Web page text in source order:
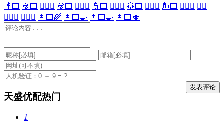
👵🏻 👲🏻 👳🏻‍♀️ 👳🏻 👮🏻‍♀️ 👮🏻 👷🏻‍♀️ 👷🏻 💂🏻‍♀️ 💂🏻 🕵🏻‍♀️ 🕵🏻
👩🏻‍⚕️ 👨🏻‍⚕️ 👩🏻‍🌾 👩🏻‍🍳 👨🏻‍🍳 👩🏻‍🎓
天盛优配热门
1